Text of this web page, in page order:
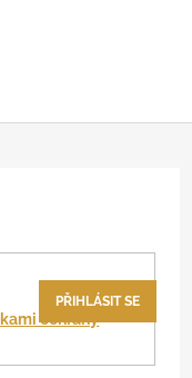
ochrany
PŘIHLÁSIT SE